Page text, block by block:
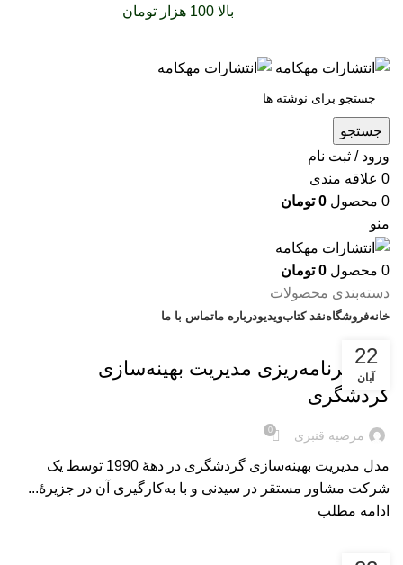
بالا 100 هزار تومان
جستجو
ورود / ثبت نام
0 علاقه مندی
0 محصول 0 تومان
منو
0 محصول 0 تومان
دسته‌بندی محصولات
خانهفروشگاهنقد کتابویدیودرباره‌ ماتماس با ما
22
آبان
مدل برنامه‌ریزی مدیریت بهینه‌سازی
گردشگری
مرضیه قنبری 0
مدل مدیریت بهینه‌سازی گردشگری در دهۀ 1990 توسط یک
شرکت مشاور مستقر در سیدنی و با به‌کارگیری آن در جزیرۀ...
ادامه مطلب